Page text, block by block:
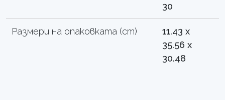
30
Размери на опаковката (cm)
11.43 x
35.56 x
30.48